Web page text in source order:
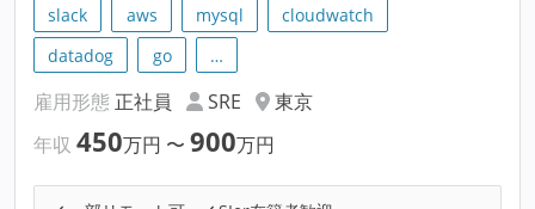
slack aws mysql
cloudwatch
datadog
go …
雇用形態 正社員 SRE
東京
年収 450万円 〜 900万円